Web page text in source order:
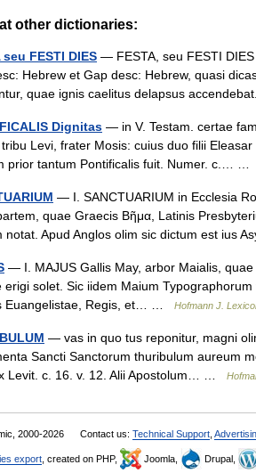
other dictionaries:
seu FESTI DIES — FESTA, seu FESTI DIES
Hebrew et Gap desc: Hebrew, quasi
quae ignis caelitus delapsus
Dignitas — in V. Testam. certae
Levi, frater Mosis: cuius duo filii
prior tantum Pontificalis fuit. Numer. c.… …
— I. SANCTUARIUM in Ecclesia
quae Graecis Βῆμα, Latinis
notat. Apud Anglos olim sic dictum est ius
— I. MAJUS Gallis May, arbor Maialis,
erigi solet. Sic iidem Maium
Euangelistae, Regis, et… …
Hofmann J.
— vas in quo tus reponitur, magni
Sancti Sanctorum thuribulum aureum
Levit. c. 16. v. 12. Alii Apostolum… …
2000-2026 Contact us: Technical Support
export , created on PHP, Joomla, Drupal,